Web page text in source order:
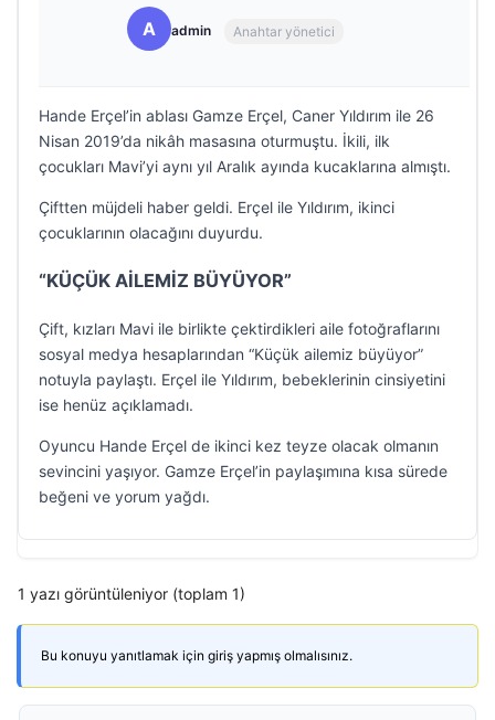
A admin Anahtar yönetici
Hande Erçel’in ablası Gamze Erçel, Caner Yıldırım ile 26
Nisan 2019’da nikâh masasına oturmuştu. İkili, ilk
çocukları Mavi’yi aynı yıl Aralık ayında kucaklarına almıştı.
Çiftten müjdeli haber geldi. Erçel ile Yıldırım, ikinci
çocuklarının olacağını duyurdu.
“KÜÇÜK AİLEMİZ BÜYÜYOR”
Çift, kızları Mavi ile birlikte çektirdikleri aile fotoğraflarını
sosyal medya hesaplarından “Küçük ailemiz büyüyor”
notuyla paylaştı. Erçel ile Yıldırım, bebeklerinin cinsiyetini
ise henüz açıklamadı.
Oyuncu Hande Erçel de ikinci kez teyze olacak olmanın
sevincini yaşıyor. Gamze Erçel’in paylaşımına kısa sürede
beğeni ve yorum yağdı.
1 yazı görüntüleniyor (toplam 1)
Bu konuyu yanıtlamak için giriş yapmış olmalısınız.